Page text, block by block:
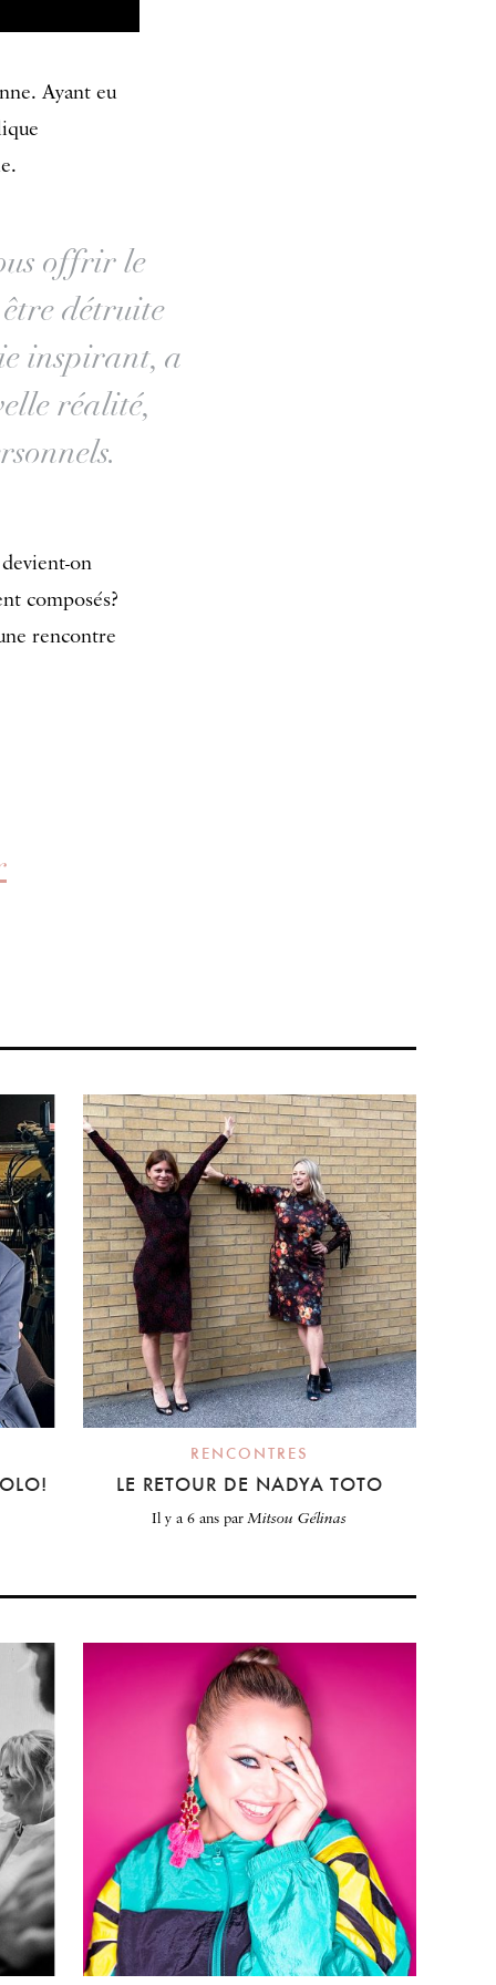
Ayant eu
offrir le
détruite
inspirant, a
réalité,
on
composés?
rencontre
RENCONTRES
LE RETOUR DE NADYA TOTO
il y a 6 ans parMitsou Gélinas